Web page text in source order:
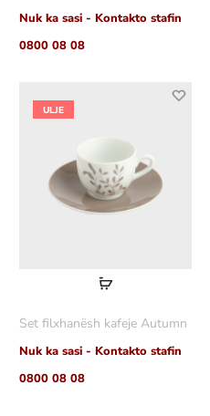
Nuk ka sasi - Kontakto stafin
0800 08 08
ULJE
Lexoni
shumë
Set filxhanësh kafeje Autumn
Nuk ka sasi - Kontakto stafin
0800 08 08